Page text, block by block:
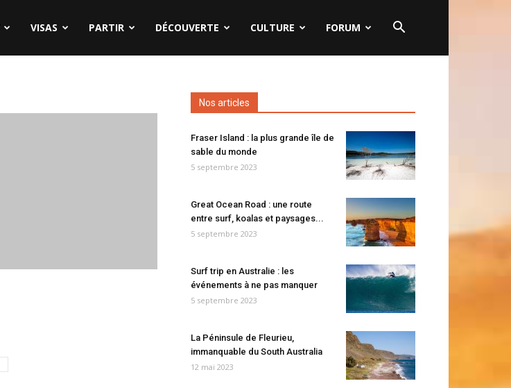
VISAS PARTIR DÉCOUVERTE CULTURE FORUM
Nos articles
Fraser Island : la plus grande île de
sable du monde
5 septembre 2023
Great Ocean Road : une route
entre surf, koalas et paysages...
5 septembre 2023
Surf trip en Australie : les
événements à ne pas manquer
5 septembre 2023
La Péninsule de Fleurieu,
immanquable du South Australia
12 mai 2023